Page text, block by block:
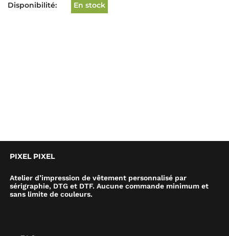
Disponibilité: En stock
PIXEL PIXEL
Atelier d’impression de vêtement personnalisé par
sérigraphie, DTG et DTF. Aucune commande minimum et
sans limite de couleurs.